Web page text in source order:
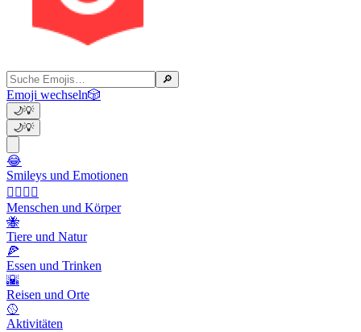
🔎
Emoji wechseln🎲
🌙💡
🌙💡
😂
Smileys und Emotionen
👩‍❤️‍💋‍👨
Menschen und Körper
🐝
Tiere und Natur
🍕
Essen und Trinken
🌇
Reisen und Orte
🥎
Aktivitäten